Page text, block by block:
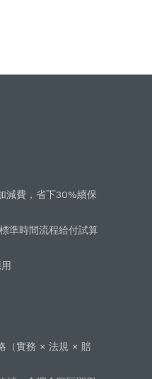
減費，省下30%續保
準時間流程給付試算
（實務 × 法規 × 賠